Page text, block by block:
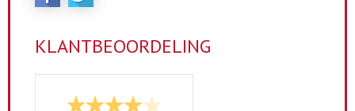
KLANTBEOORDELING